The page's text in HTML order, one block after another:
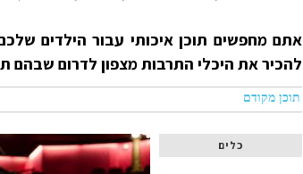
אתם מחפשים תוכן איכותי עבור הילדים
להכיר את היכלי התרבות מצפון לדרום שבהם
תוכן מקודם
כלים